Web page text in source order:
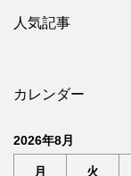
人気記事
カレンダー
2026年8月
月 火